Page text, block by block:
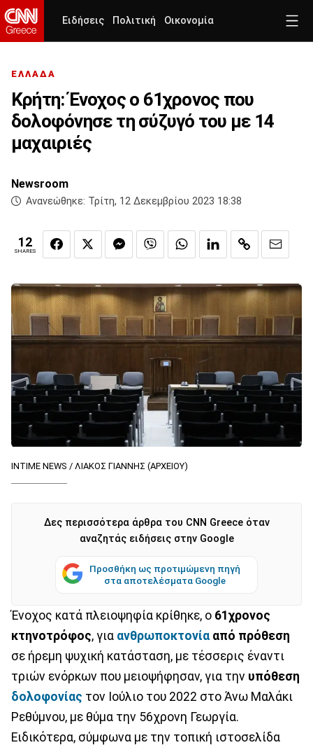
Ειδήσεις Πολιτική Οικονομία
ΕΛΛΑΔΑ
Kρήτη: Ένοχος ο 61χρονος που
δολοφόνησε τη σύζυγό του με 14
μαχαιριές
Newsroom
Ανανεώθηκε: Τρίτη, 12 Δεκεμβρίου 2023 18:38
12
SHARES
INTIME NEWS / ΛΙΑΚΟΣ ΓΙΑΝΝΗΣ (ΑΡΧΕΙΟΥ)
Δες περισσότερα άρθρα του CNN Greece όταν
αναζητάς ειδήσεις στην Google
Προσθήκη ως προτιμώμενη πηγή
στα αποτελέσματα Google
Ένοχος κατά πλειοψηφία κρίθηκε, ο 61χρονος
κτηνοτρόφος, για ανθρωποκτονία από πρόθεση
σε ήρεμη ψυχική κατάσταση, με τέσσερις έναντι
τριών ενόρκων που μειοψήφησαν, για την υπόθεση
δολοφονίας τον Ιούλιο του 2022 στο Άνω Μαλάκι
Ρεθύμνου, με θύμα την 56χρονη Γεωργία.
Ειδικότερα, σύμφωνα με την τοπική ιστοσελίδα